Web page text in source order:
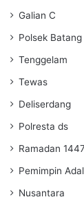
Galian C
Polsek Batang
Tenggelam
Tewas
Deliserdang
Polresta ds
Ramadan
Pemimpin
Nusantara